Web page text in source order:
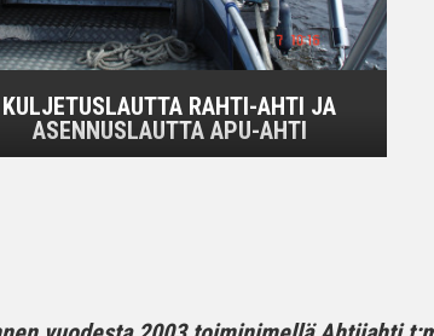
KULJETUSLAUTTA RAHTI-AHTI JA
ASENNUSLAUTTA APU-AHTI